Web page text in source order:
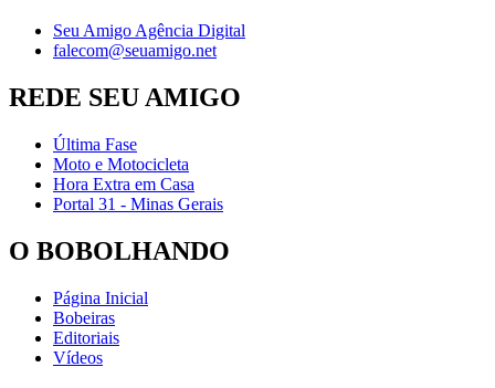
Seu Amigo Agência Digital
falecom@seuamigo.net
REDE SEU AMIGO
Última Fase
Moto e Motocicleta
Hora Extra em Casa
Portal 31 - Minas Gerais
O BOBOLHANDO
Página Inicial
Bobeiras
Editoriais
Vídeos